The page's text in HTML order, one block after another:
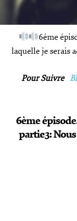
6éme
laquelle je serais
Pour Suivre
6ème
partie3: